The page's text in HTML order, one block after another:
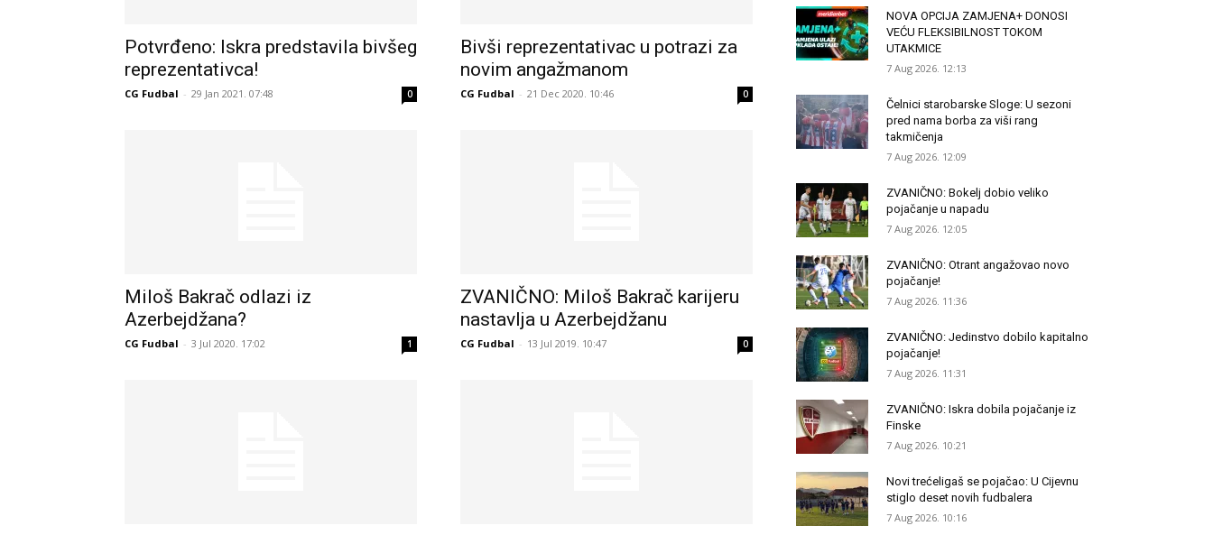
Potvrđeno: Iskra predstavila bivšeg
reprezentativca!
CG Fudbal - 29 Jan 2021. 07:48 0
Bivši reprezentativac u potrazi za
novim angažmanom
CG Fudbal - 21 Dec 2020. 10:46 0
Miloš Bakrač odlazi iz
Azerbejdžana?
CG Fudbal - 3 Jul 2020. 17:02 1
ZVANIČNO: Miloš Bakrač karijeru
nastavlja u Azerbejdžanu
CG Fudbal - 13 Jul 2019. 10:47 0
NOVA OPCIJA ZAMJENA+ DONOSI
VEĆU FLEKSIBILNOST TOKOM
UTAKMICE
7 Aug 2026. 12:13
Čelnici starobarske Sloge: U sezoni
pred nama borba za viši rang
takmičenja
7 Aug 2026. 12:09
ZVANIČNO: Bokelj dobio veliko
pojačanje u napadu
7 Aug 2026. 12:05
ZVANIČNO: Otrant angažovao novo
pojačanje!
7 Aug 2026. 11:36
ZVANIČNO: Jedinstvo dobilo kapitalno
pojačanje!
7 Aug 2026. 11:31
ZVANIČNO: Iskra dobila pojačanje iz
Finske
7 Aug 2026. 10:21
Novi trećeligaš se pojačao: U Cijevnu
stiglo deset novih fudbalera
7 Aug 2026. 10:16